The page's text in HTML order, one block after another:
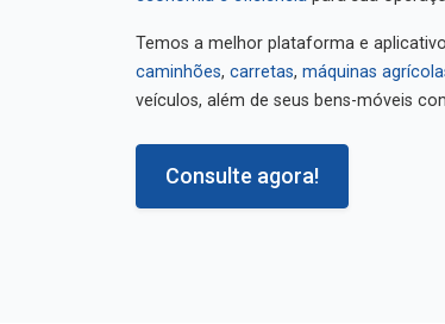
Temos a melhor plataforma e
caminhões carretas máquinas
veículos, além de seus bens-móveis
Consulte agora!